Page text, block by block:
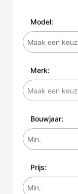
Model:
Merk:
Bouwjaar:
Prijs: